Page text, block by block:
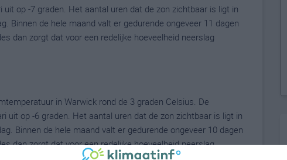
op -7 graden. Het aantal uren dat de zon zichtbaar is ligt in
Binnen de hele maand valt er gedurende ongeveer 11 dagen
dan zorgt dat voor een redelijke hoeveelheid neerslag
in Warwick rond de 3 graden Celsius. De
uit op -6 graden. Het aantal uren dat de zon zichtbaar is ligt in
Binnen de hele maand valt er gedurende ongeveer 10 dagen
dan zorgt dat voor een redelijke hoeveelheid neerslag